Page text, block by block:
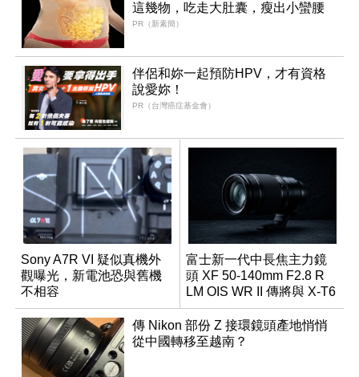
這幾物，吃走大肚囊，瘦出小蠻腰
PR（新素簡）
伴侶和妳一起預防HPV，才有資格
說愛妳！
PR（台灣癌症基金會）
Sony A7R VI 疑似真機外
觀曝光，新電池恐與舊機
不相容
富士新一代中長焦主力鏡
頭 XF 50-140mm F2.8 R
LM OIS WR II 傳將與 X-T6
同步亮相
傳 Nikon 部份 Z 接環鏡頭產地悄悄
從中國轉移至越南？